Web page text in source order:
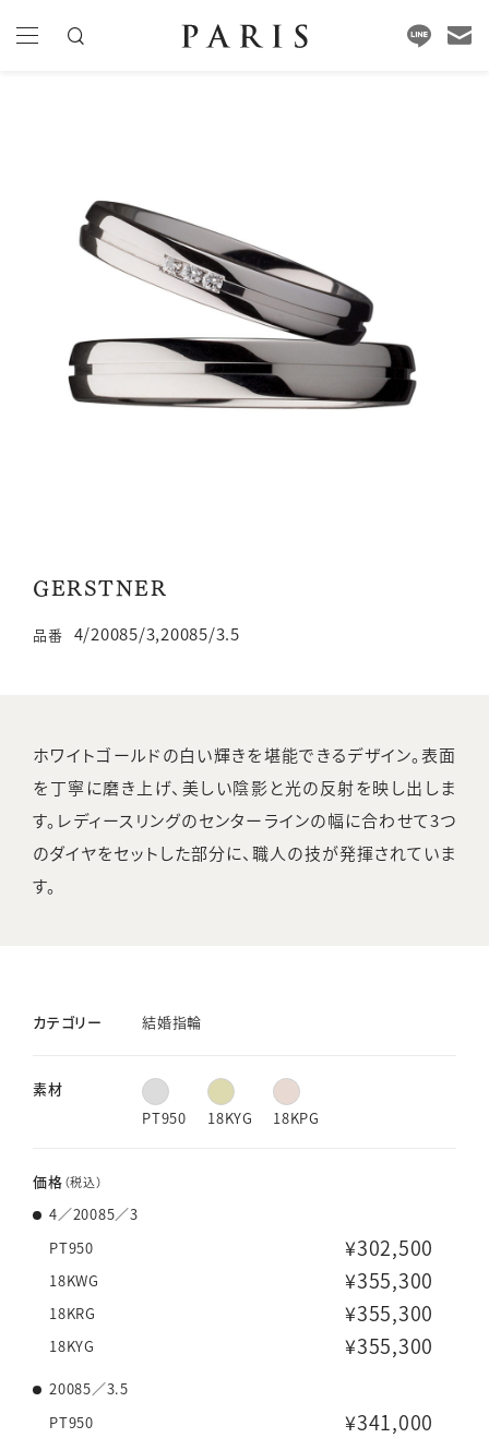
GERSTNER
品番 4/20085/3,20085/3.5
ホワイトゴールドの白い輝きを堪能できるデザイン。表面
を丁寧に磨き上げ、美しい陰影と光の反射を映し出しま
す。レディースリングのセンターラインの幅に合わせて3つ
のダイヤをセットした部分に、職人の技が発揮されていま
す。
カテゴリー 結婚指輪
素材
PT950
18KYG 18KPG
価格（税込）
4／20085／3
PT950
¥302,500
18KWG ¥355,300
18KRG ¥355,300
18KYG ¥355,300
20085／3.5
PT950
¥341,000